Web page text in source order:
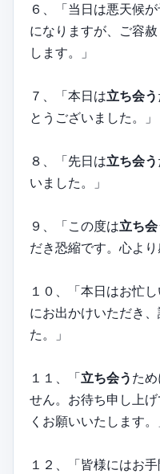
６、「当日は悪天候
になりますが、ご容
します。」
７、「本日は立ち会う
とうございました。」
８、「先日は立ち会う
いました。」
９、「この度は立ち会
だき恐縮です。心より
１０、「本日はお忙
にお出かけいただき
た。」
１１、「立ち会う た
せん。お待ち申し上
くお願いいたします。
１２、「皆様にはお